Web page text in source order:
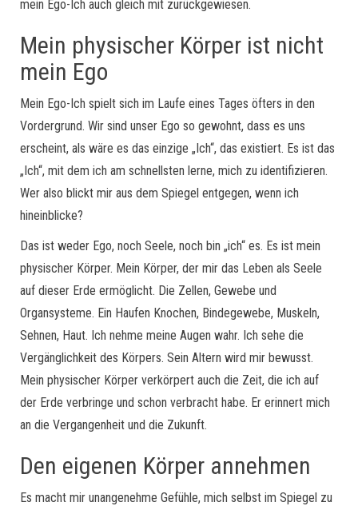
mein Ego-Ich auch gleich mit zurückgewiesen.
Mein physischer Körper ist nicht
mein Ego
Mein Ego-Ich spielt sich im Laufe eines Tages öfters in den
Vordergrund. Wir sind unser Ego so gewohnt, dass es uns
erscheint, als wäre es das einzige „Ich“, das existiert. Es ist das
„Ich“, mit dem ich am schnellsten lerne, mich zu identifizieren.
Wer also blickt mir aus dem Spiegel entgegen, wenn ich
hineinblicke?
Das ist weder Ego, noch Seele, noch bin „ich“ es. Es ist mein
physischer Körper. Mein Körper, der mir das Leben als Seele
auf dieser Erde ermöglicht. Die Zellen, Gewebe und
Organsysteme. Ein Haufen Knochen, Bindegewebe, Muskeln,
Sehnen, Haut. Ich nehme meine Augen wahr. Ich sehe die
Vergänglichkeit des Körpers. Sein Altern wird mir bewusst.
Mein physischer Körper verkörpert auch die Zeit, die ich auf
der Erde verbringe und schon verbracht habe. Er erinnert mich
an die Vergangenheit und die Zukunft.
Den eigenen Körper annehmen
Es macht mir unangenehme Gefühle, mich selbst im Spiegel zu